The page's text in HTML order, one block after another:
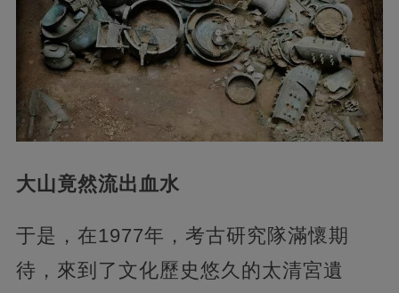
大山竟然流出血水
于是，在1977年，考古研究隊滿懷期
待，來到了文化歷史悠久的太清宮遺